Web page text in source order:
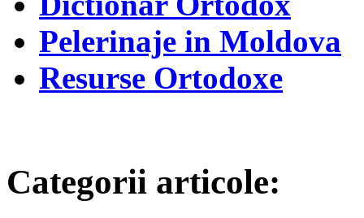
Pelerinaje in Moldova
Resurse Ortodoxe
Categorii articole: